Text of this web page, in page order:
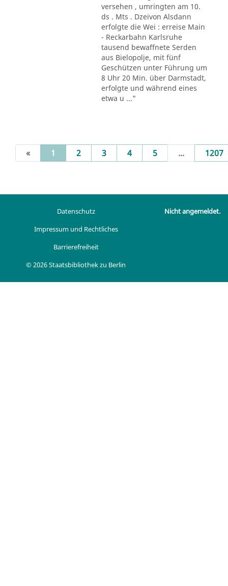
versehen , umringten am 10.
ds . Mts . Dzeivon Alsdann
erfolgte die Wei : erreise Main
- Reckarbahn Karlsruhe
tausend bewaffnete Serden
aus Bielopolje, mit fünf
Geschützen unter Führung um
8 Uhr 20 Min. über Darmstadt,
erfolgte und während eines
etwa u ..."
« 1 (current)
2 3 4 5 ... 1207
Datenschutz
Impressum und Rechtliches
Barrierefreiheit
© 2026 Staatsbibliothek zu Berlin
Nicht angemeldet.